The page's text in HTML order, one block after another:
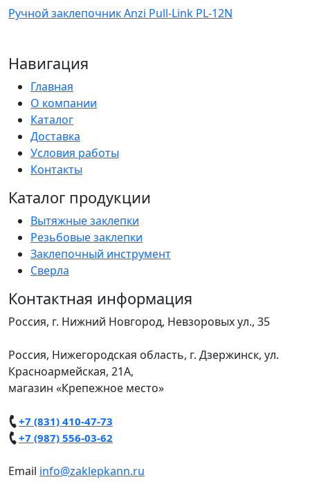
Ручной заклепочник Anzi Pull-Link PL-12N
Навигация
Главная
О компании
Каталог
Доставка
Условия работы
Контакты
Каталог продукции
Вытяжные заклепки
Резьбовые заклепки
Заклепочный инструмент
Сверла
Контактная информация
Россия, г. Нижний Новгород, Невзоровых ул., 35
Россия, Нижегородская область, г. Дзержинск, ул.
Красноармейская, 21А,
магазин «Крепежное место»
+7 (831) 410-47-73
+7 (987) 556-03-62
Email info@zaklepkann.ru